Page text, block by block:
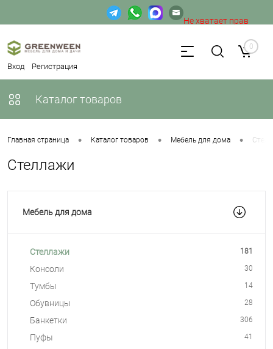
Вход Регистрация
Не хватает прав
доступа к веб-форме. 0
Каталог товаров
Главная страница • Каталог товаров • Мебель для дома •
Стеллажи
Мебель для дома
Стеллажи 181
Консоли 30
Тумбы 14
Обувницы 28
Банкетки 306
Пуфы 41